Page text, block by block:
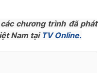
chương trình đã phát
Nam tạiTV Online.